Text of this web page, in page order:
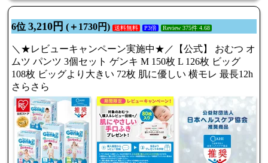
6位 3,210円 (＋1730円) 送料無料 P3倍 Review 375件 4.68
＼★レビューキャンペーン実施中★／【公式】 おむつ オ
ムツ パンツ 3個セット ゲンキ M 150枚 L 126枚 ビッグ
108枚 ビッグより大きい 72枚 肌に優しい 横モレ 最長12h
さらさら